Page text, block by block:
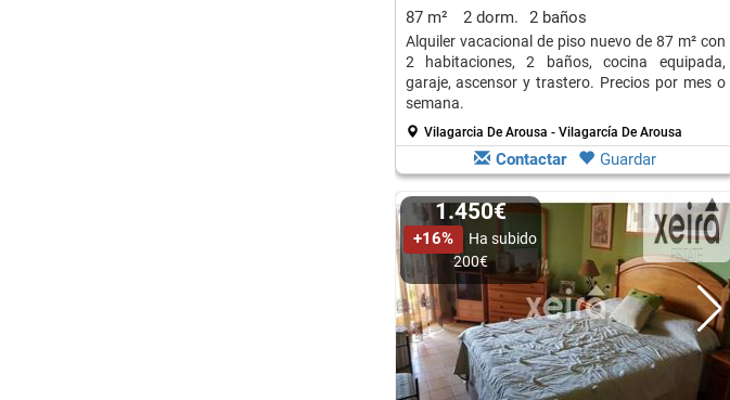
87 m²
2 dorm. 2 baños
Alquiler vacacional de piso nuevo de 87 m² con
2 habitaciones, 2 baños, cocina equipada,
garaje, ascensor y trastero. Precios por mes o
semana.
Vilagarcia De Arousa - Vilagarcía De Arousa
Contactar Guardar
1.450€
+16%
Ha subido
200€